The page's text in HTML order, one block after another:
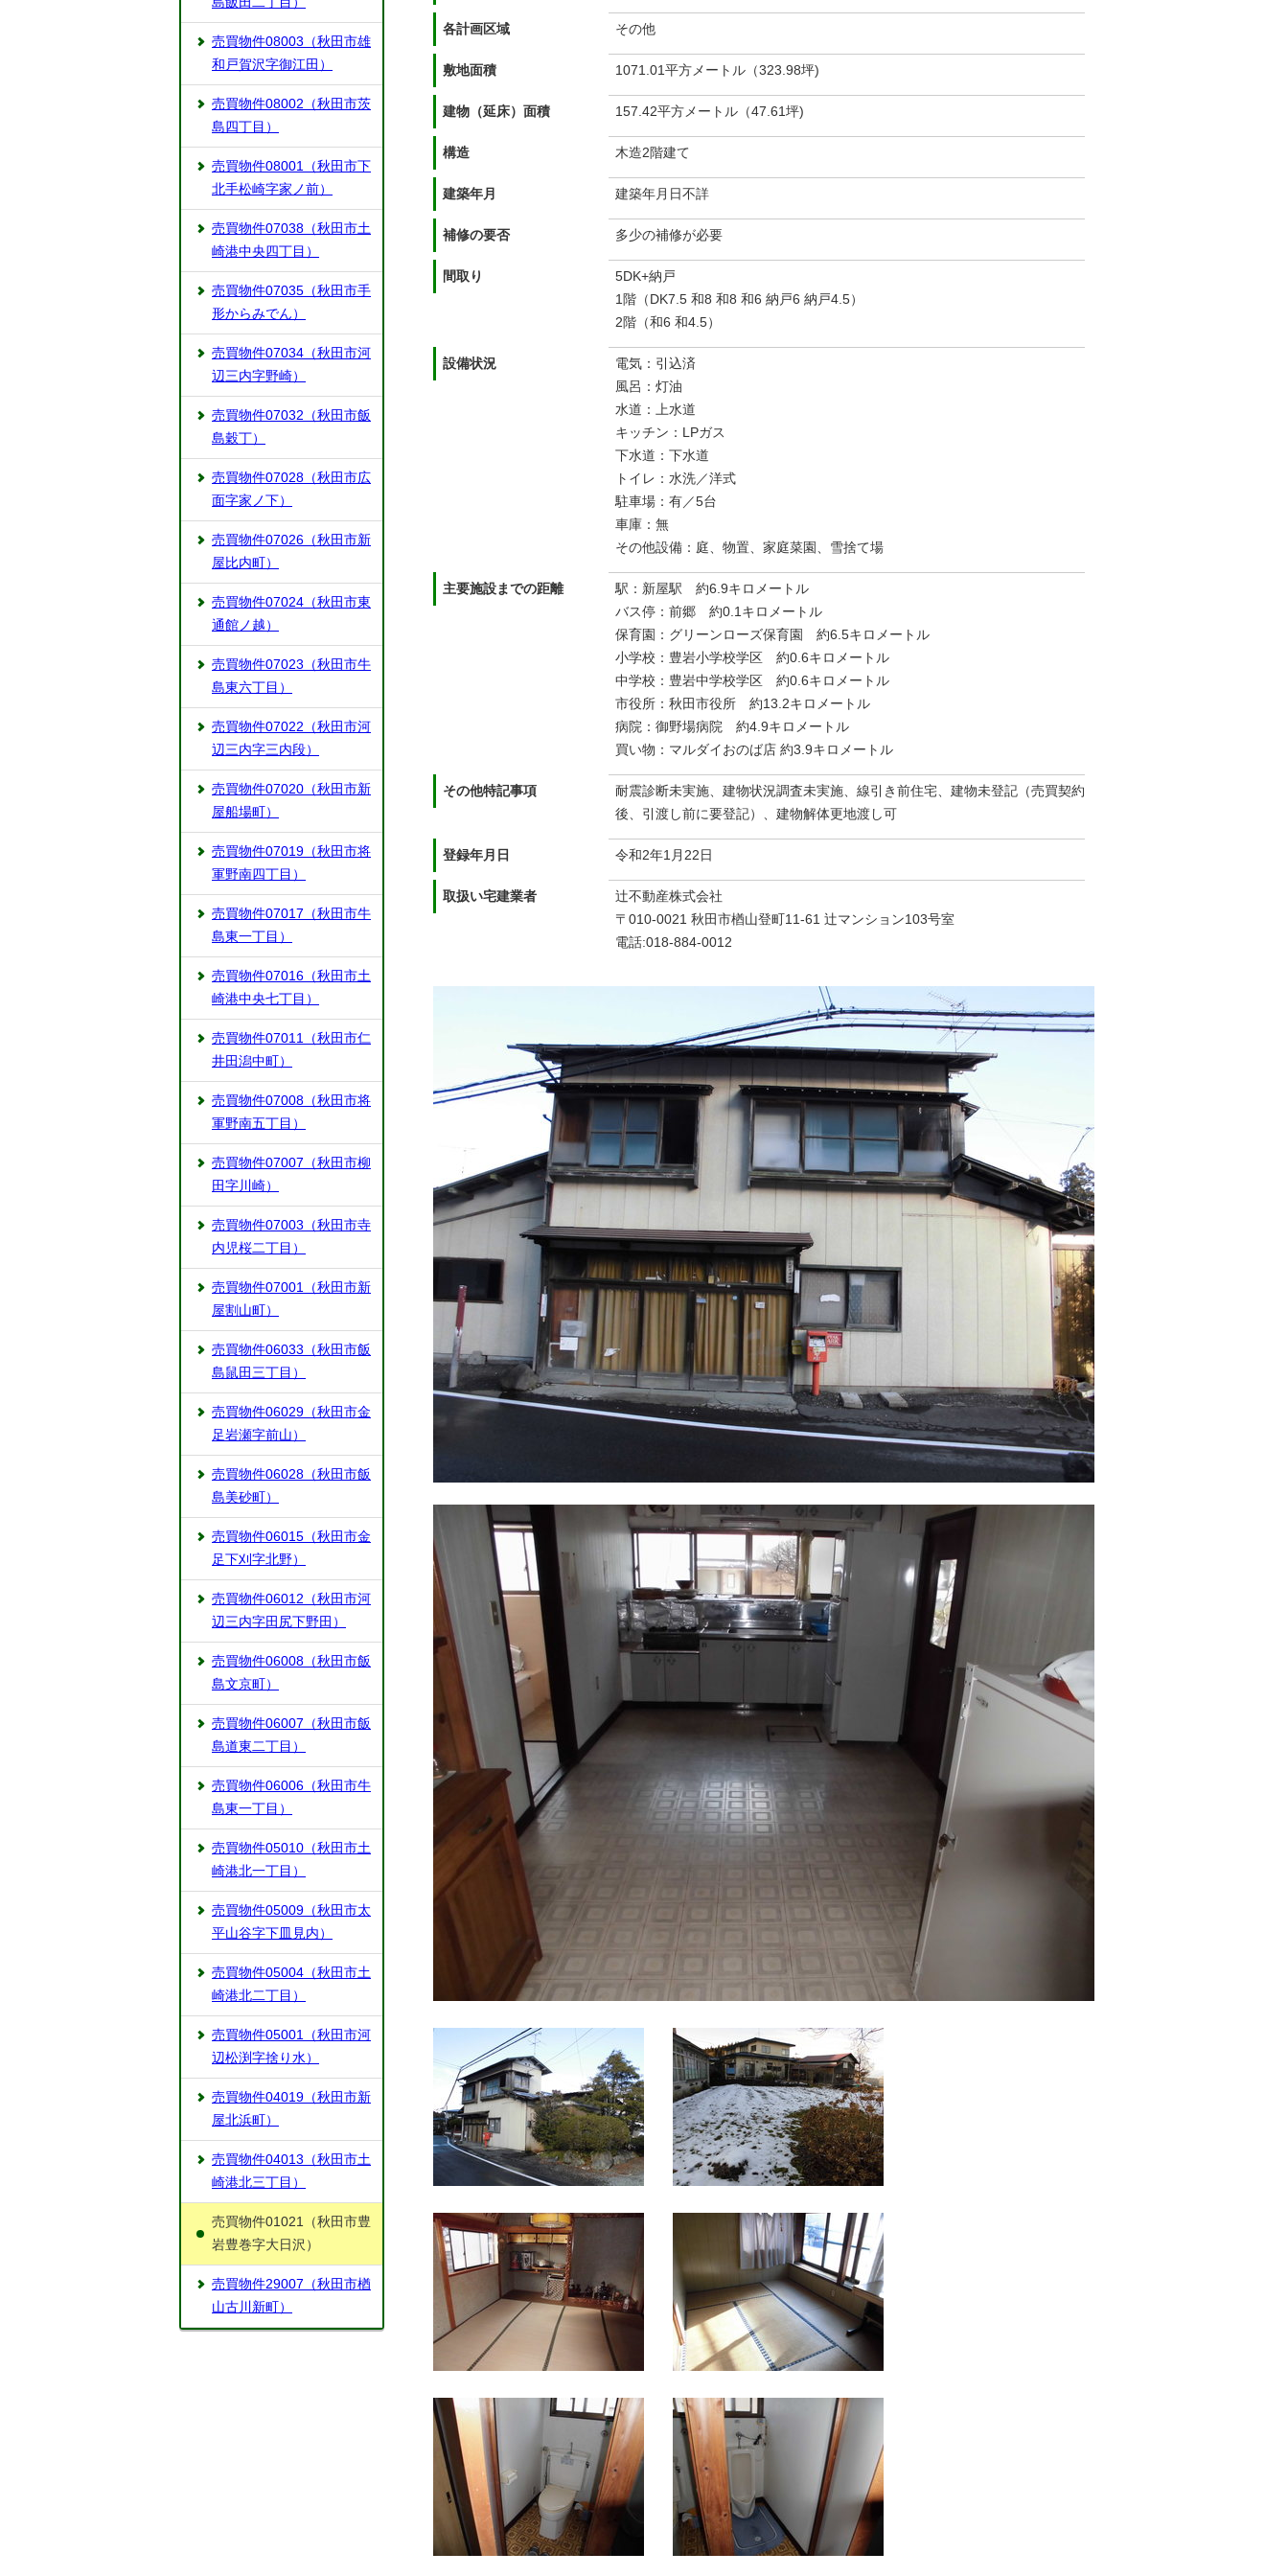
各計画区域 その他
敷地面積 1071.01平方メートル（323.98坪)
建物（延床）面積 157.42平方メートル（47.61坪)
構造 木造2階建て
建築年月 建築年月日不詳
補修の要否 多少の補修が必要
間取り
5DK+納戸
1階（DK7.5 和8 和8 和6 納戸6 納戸4.5）
2階（和6 和4.5）
設備状況
電気：引込済
風呂：灯油
水道：上水道
キッチン：LPガス
下水道：下水道
トイレ：水洗／洋式
駐車場：有／5台
車庫：無
その他設備：庭、物置、家庭菜園、雪捨て場
主要施設までの距離
駅：新屋駅 約6.9キロメートル
バス停：前郷 約0.1キロメートル
保育園：グリーンローズ保育園 約6.5キロメートル
小学校：豊岩小学校学区 約0.6キロメートル
中学校：豊岩中学校学区 約0.6キロメートル
市役所：秋田市役所 約13.2キロメートル
病院：御野場病院 約4.9キロメートル
買い物：マルダイおのば店 約3.9キロメートル
その他特記事項
耐震診断未実施、建物状況調査未実施、線引き前住宅、建物未登記（売買契約
後、引渡し前に要登記）、建物解体更地渡し可
登録年月日 令和2年1月22日
取扱い宅建業者
辻不動産株式会社
〒010-0021 秋田市楢山登町11-61 辻マンション103号室
電話:018-884-0012
売買物件08003（秋田市雄
和戸賀沢字御江田）
売買物件08002（秋田市茨
島四丁目）
売買物件08001（秋田市下
北手松崎字家ノ前）
売買物件07038（秋田市土
崎港中央四丁目）
売買物件07035（秋田市手
形からみでん）
売買物件07034（秋田市河
辺三内字野崎）
売買物件07032（秋田市飯
島穀丁）
売買物件07028（秋田市広
面字家ノ下）
売買物件07026（秋田市新
屋比内町）
売買物件07024（秋田市東
通館ノ越）
売買物件07023（秋田市牛
島東六丁目）
売買物件07022（秋田市河
辺三内字三内段）
売買物件07020（秋田市新
屋船場町）
売買物件07019（秋田市将
軍野南四丁目）
売買物件07017（秋田市牛
島東一丁目）
売買物件07016（秋田市土
崎港中央七丁目）
売買物件07011（秋田市仁
井田潟中町）
売買物件07008（秋田市将
軍野南五丁目）
売買物件07007（秋田市柳
田字川崎）
売買物件07003（秋田市寺
内児桜二丁目）
売買物件07001（秋田市新
屋割山町）
売買物件06033（秋田市飯
島鼠田三丁目）
売買物件06029（秋田市金
足岩瀬字前山）
売買物件06028（秋田市飯
島美砂町）
売買物件06015（秋田市金
足下刈字北野）
売買物件06012（秋田市河
辺三内字田尻下野田）
売買物件06008（秋田市飯
島文京町）
売買物件06007（秋田市飯
島道東二丁目）
売買物件06006（秋田市牛
島東一丁目）
売買物件05010（秋田市土
崎港北一丁目）
売買物件05009（秋田市太
平山谷字下皿見内）
売買物件05004（秋田市土
崎港北二丁目）
売買物件05001（秋田市河
辺松渕字捨り水）
売買物件04019（秋田市新
屋北浜町）
売買物件04013（秋田市土
崎港北三丁目）
売買物件01021（秋田市豊
岩豊巻字大日沢）
売買物件29007（秋田市楢
山古川新町）